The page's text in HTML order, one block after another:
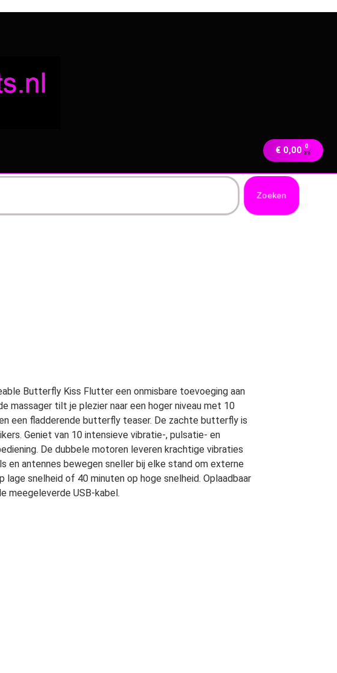
€0,00 0
Zoeken
Butterfly Kiss Flutter een onmisbare toevoeging aan
massager tilt je plezier naar een hoger niveau met 10
een fladderende butterfly teaser. De zachte butterfly is
Geniet van 10 intensieve vibratie-, pulsatie- en
De dubbele motoren leveren krachtige vibraties
en antennes bewegen sneller bij elke stand om externe
snelheid of 40 minuten op hoge snelheid. Oplaadbaar
meegeleverde USB-kabel.